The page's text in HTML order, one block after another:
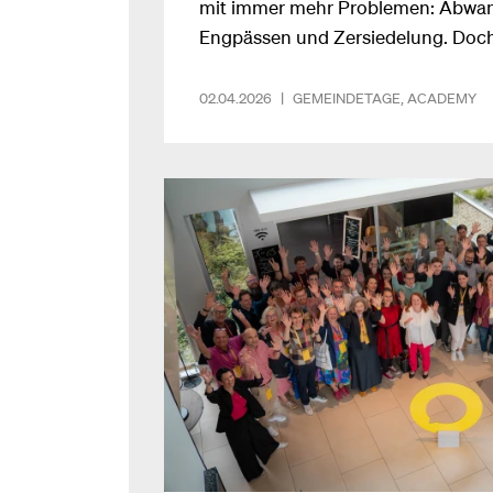
mit immer mehr Problemen:
Engpässen und Zersiedelung.
kommenden NEOS Lab
02.04.2026 | GEMEINDETAGE ACADEMY